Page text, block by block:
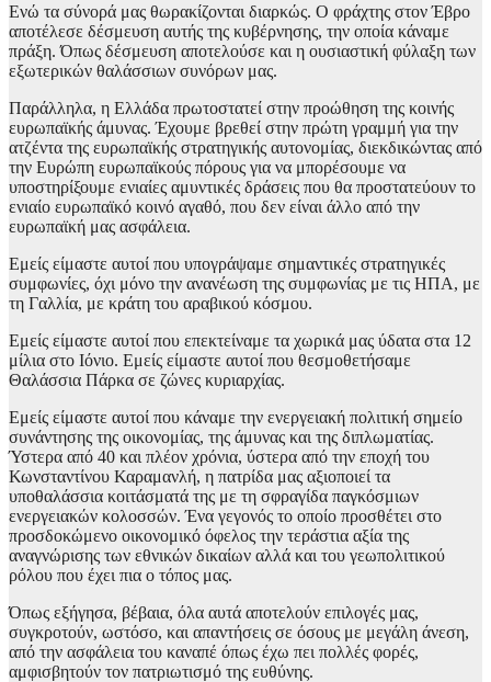
Ενώ τα σύνορά μας θωρακίζονται διαρκώς. Ο φράχτης στον Έβρο
αποτέλεσε δέσμευση αυτής της κυβέρνησης, την οποία κάναμε
πράξη. Όπως δέσμευση αποτελούσε και η ουσιαστική φύλαξη των
εξωτερικών θαλάσσιων συνόρων μας.
Παράλληλα, η Ελλάδα πρωτοστατεί στην προώθηση της κοινής
ευρωπαϊκής άμυνας. Έχουμε βρεθεί στην πρώτη γραμμή για την
ατζέντα της ευρωπαϊκής στρατηγικής αυτονομίας, διεκδικώντας από
την Ευρώπη ευρωπαϊκούς πόρους για να μπορέσουμε να
υποστηρίξουμε ενιαίες αμυντικές δράσεις που θα προστατεύουν το
ενιαίο ευρωπαϊκό κοινό αγαθό, που δεν είναι άλλο από την
ευρωπαϊκή μας ασφάλεια.
Εμείς είμαστε αυτοί που υπογράψαμε σημαντικές στρατηγικές
συμφωνίες, όχι μόνο την ανανέωση της συμφωνίας με τις ΗΠΑ, με
τη Γαλλία, με κράτη του αραβικού κόσμου.
Εμείς είμαστε αυτοί που επεκτείναμε τα χωρικά μας ύδατα στα 12
μίλια στο Ιόνιο. Εμείς είμαστε αυτοί που θεσμοθετήσαμε
Θαλάσσια Πάρκα σε ζώνες κυριαρχίας.
Εμείς είμαστε αυτοί που κάναμε την ενεργειακή πολιτική σημείο
συνάντησης της οικονομίας, της άμυνας και της διπλωματίας.
Ύστερα από 40 και πλέον χρόνια, ύστερα από την εποχή του
Κωνσταντίνου Καραμανλή, η πατρίδα μας αξιοποιεί τα
υποθαλάσσια κοιτάσματά της με τη σφραγίδα παγκόσμιων
ενεργειακών κολοσσών. Ένα γεγονός το οποίο προσθέτει στο
προσδοκώμενο οικονομικό όφελος την τεράστια αξία της
αναγνώρισης των εθνικών δικαίων αλλά και του γεωπολιτικού
ρόλου που έχει πια ο τόπος μας.
Όπως εξήγησα, βέβαια, όλα αυτά αποτελούν επιλογές μας,
συγκροτούν, ωστόσο, και απαντήσεις σε όσους με μεγάλη άνεση,
από την ασφάλεια του καναπέ όπως έχω πει πολλές φορές,
αμφισβητούν τον πατριωτισμό της ευθύνης.